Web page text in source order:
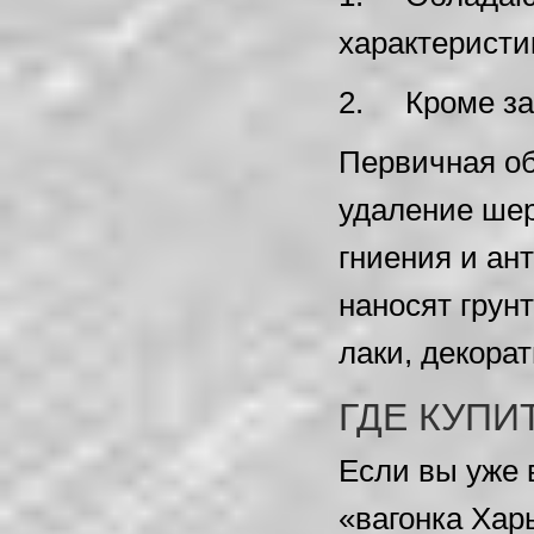
2. Кроме
Первичная
удаление
гниения и
наносят
лаки,
ГДЕ
Если вы уже
«вагонка